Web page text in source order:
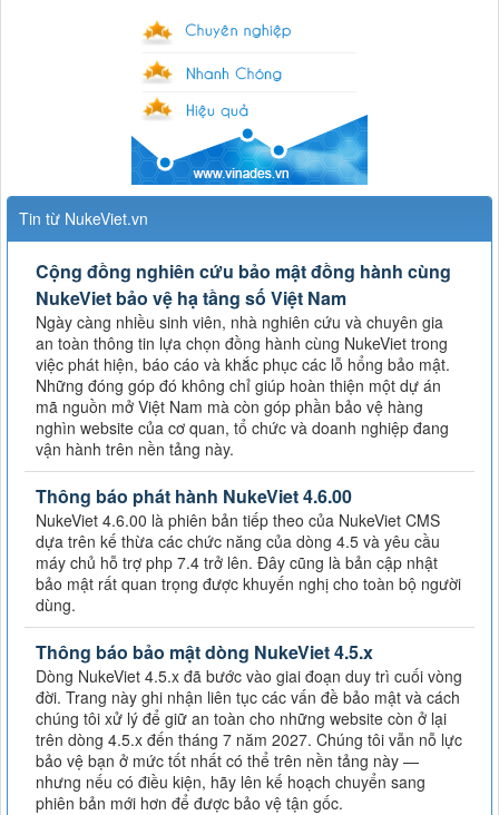
Tin từ NukeViet.vn
Cộng đồng nghiên cứu bảo mật đồng hành cùng
NukeViet bảo vệ hạ tầng số Việt Nam
Ngày càng nhiều sinh viên, nhà nghiên cứu và chuyên gia
an toàn thông tin lựa chọn đồng hành cùng NukeViet trong
việc phát hiện, báo cáo và khắc phục các lỗ hổng bảo mật.
Những đóng góp đó không chỉ giúp hoàn thiện một dự án
mã nguồn mở Việt Nam mà còn góp phần bảo vệ hàng
nghìn website của cơ quan, tổ chức và doanh nghiệp đang
vận hành trên nền tảng này.
Thông báo phát hành NukeViet 4.6.00
NukeViet 4.6.00 là phiên bản tiếp theo của NukeViet CMS
dựa trên kế thừa các chức năng của dòng 4.5 và yêu cầu
máy chủ hỗ trợ php 7.4 trở lên. Đây cũng là bản cập nhật
bảo mật rất quan trọng được khuyến nghị cho toàn bộ người
dùng.
Thông báo bảo mật dòng NukeViet 4.5.x
Dòng NukeViet 4.5.x đã bước vào giai đoạn duy trì cuối vòng
đời. Trang này ghi nhận liên tục các vấn đề bảo mật và cách
chúng tôi xử lý để giữ an toàn cho những website còn ở lại
trên dòng 4.5.x đến tháng 7 năm 2027. Chúng tôi vẫn nỗ lực
bảo vệ bạn ở mức tốt nhất có thể trên nền tảng này —
nhưng nếu có điều kiện, hãy lên kế hoạch chuyển sang
phiên bản mới hơn để được bảo vệ tận gốc.